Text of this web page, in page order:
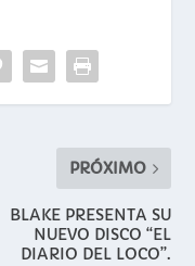
PRÓXIMO
BLAKE PRESENTA SU
NUEVO DISCO “EL
DIARIO DEL LOCO”.